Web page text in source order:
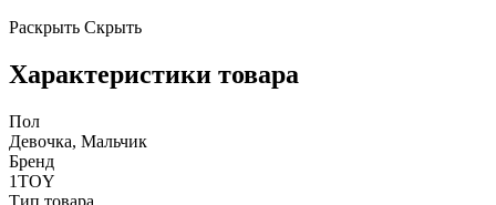
Раскрыть Скрыть
Характеристики товара
Пол
Девочка, Мальчик
Бренд
1TOY
Тип товара